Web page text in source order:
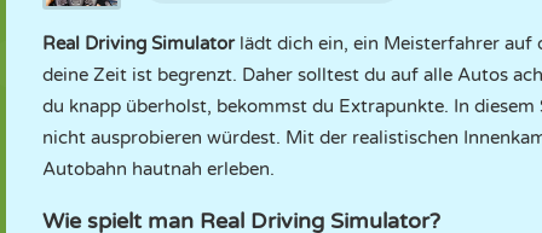
Real Driving Simulatorlädt dich ein, ein Meisterfahrer auf
deine Zeit ist begrenzt. Daher solltest du auf alle Autos
du knapp überholst, bekommst du Extrapunkte. In
nicht ausprobieren würdest. Mit der realistischen
Autobahn hautnah erleben.
Wie spielt man Real Driving Simulator?